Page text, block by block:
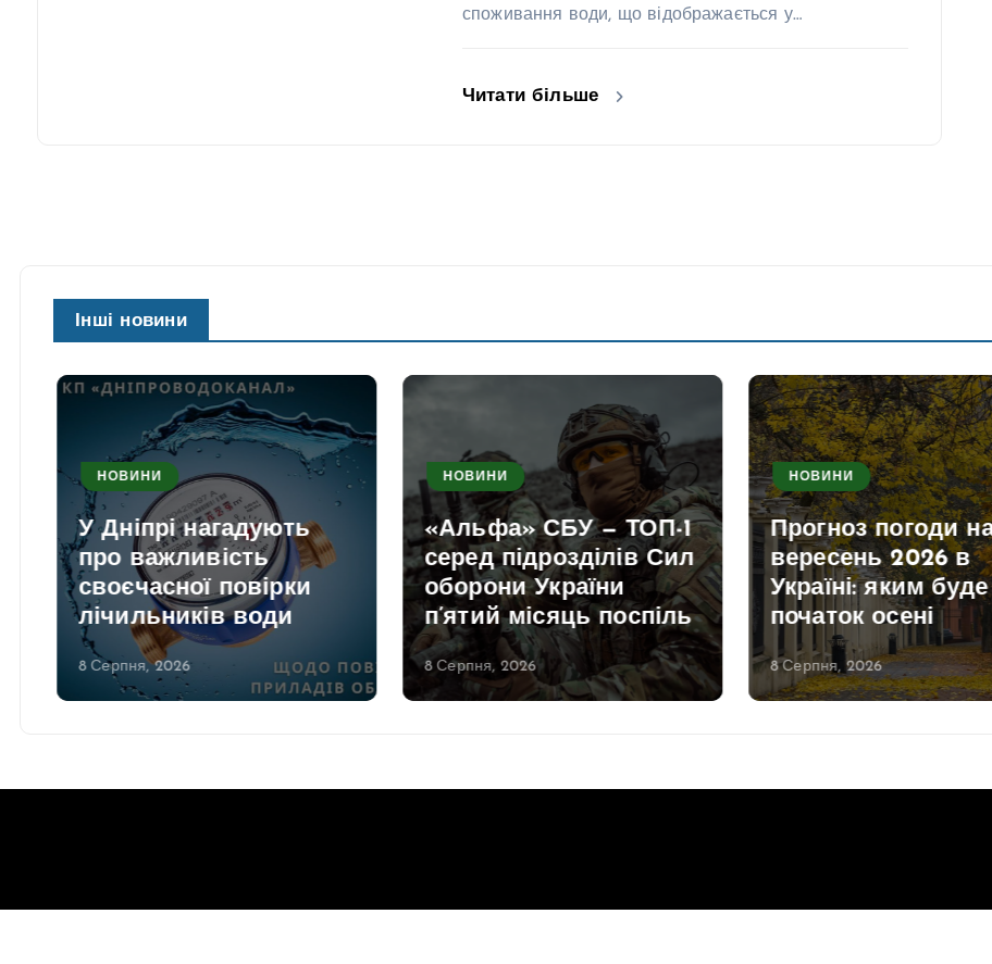
споживання води, що відображається у…
Читати більше
Інші новини
НОВИНИ
У Дніпрі нагадують
про важливість
своєчасної повірки
лічильників води
8 Серпня, 2026
НОВИНИ
«Альфа» СБУ — ТОП-1
серед підрозділів Сил
оборони України
п’ятий місяць поспіль
8 Серпня, 2026
НОВИНИ
Прогноз погоди на
вересень 2026 в
Україні: яким буде
початок осені
8 Серпня, 2026